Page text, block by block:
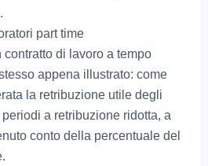
part time
di lavoro a tempo
appena illustrato: come
la retribuzione utile degli
a retribuzione ridotta, a
conto della percentuale del